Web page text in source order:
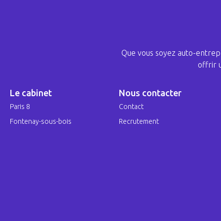
Que vous soyez auto-
offrir
Le cabinet
Paris 8
Fontenay-sous-bois
Nous contacter
Contact
Recrutement